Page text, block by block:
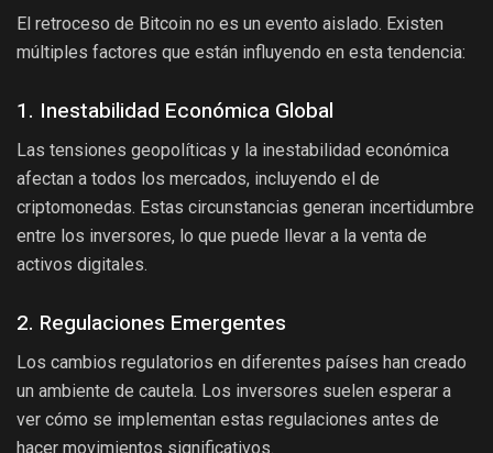
El retroceso de Bitcoin no es un evento aislado. Existen
múltiples factores que están influyendo en esta tendencia:
1. Inestabilidad Económica Global
Las tensiones geopolíticas y la inestabilidad económica
afectan a todos los mercados, incluyendo el de
criptomonedas. Estas circunstancias generan incertidumbre
entre los inversores, lo que puede llevar a la venta de
activos digitales.
2. Regulaciones Emergentes
Los cambios regulatorios en diferentes países han creado
un ambiente de cautela. Los inversores suelen esperar a
ver cómo se implementan estas regulaciones antes de
hacer movimientos significativos.